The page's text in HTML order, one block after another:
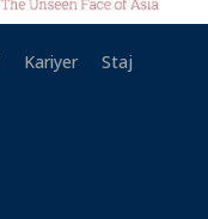
Kariyer
Staj